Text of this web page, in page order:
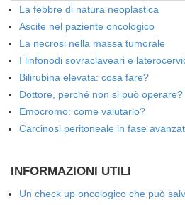
La febbre di natura neoplastica
Ascite nel paziente oncologico
La necrosi nella massa tumorale
I linfonodi sovraclaveari e
Bilirubina elevata: cosa fare?
Dottore, perché non si può operare?
Emocromo: come valutarlo?
Carcinosi peritoneale in fase
INFORMAZIONI UTILI
Un check up oncologico che può